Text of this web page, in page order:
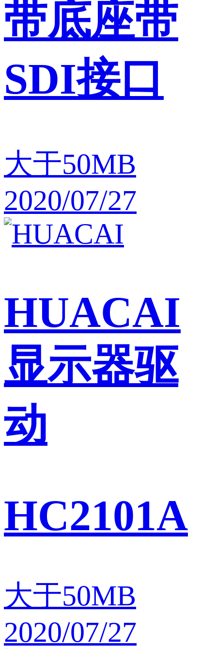
带底座带
SDI接口
大于50MB
2020/07/27
HUACAI
显示器驱
动
HC2101A
大于50MB
2020/07/27